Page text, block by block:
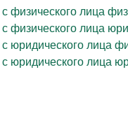
физического лица
физического лица
юридического лица
юридического лица